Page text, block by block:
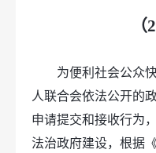
为便利社会公众
人联合会依法公开的
申请提交和接收行为
法治政府建设，根据